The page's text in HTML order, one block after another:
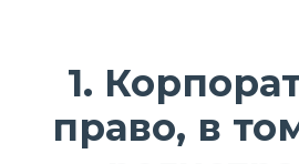
1.
право, в